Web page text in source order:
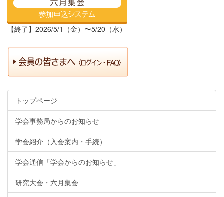
【終了】2026/5/1（金）〜5/20（水）
トップページ
学会事務局からのお知らせ
学会紹介（入会案内・手続）
学会通信「学会からのお知らせ」
研究大会・六月集会